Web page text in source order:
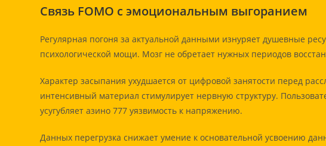
Связь FOMO с эмоциональным выгоранием
Регулярная погоня за актуальной данными изнуряет душевные
психологической мощи. Мозг не обретает нужных периодов
Характер засыпания ухудшается от цифровой занятости перед
интенсивный материал стимулирует нервную структуру.
усугубляет азино 777 уязвимость к напряжению.
Данных перегрузка снижает умение к основательной усвоению